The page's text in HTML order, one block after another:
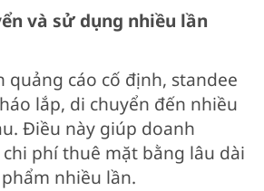
và sử dụng nhiều lần
quảng cáo cố định, standee
lắp, di chuyển đến nhiều
Điều này giúp doanh
phí thuê mặt bằng lâu dài
nhiều lần.